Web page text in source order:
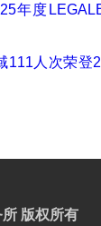
年度
111人次荣登
版权所有